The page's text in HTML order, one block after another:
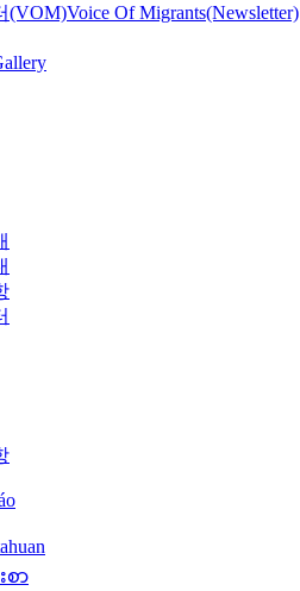
(VOM)Voice Of Migrants(Newsletter)
ာ